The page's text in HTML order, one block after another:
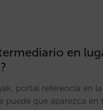
en
portal referencia en
puede que aparezca